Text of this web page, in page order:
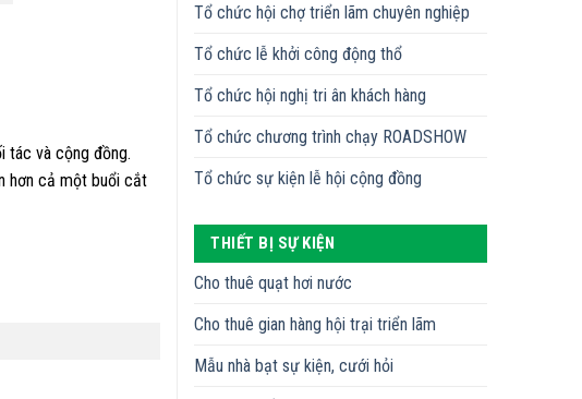
tác và cộng đồng.
hơn cả một buổi cắt
Tổ chức hội chợ triển lãm chuyên nghiệp
Tổ chức lễ khởi công động thổ
Tổ chức hội nghị tri ân khách hàng
Tổ chức chương trình chạy ROADSHOW
Tổ chức sự kiện lễ hội cộng đồng
THIẾT BỊ SỰ KIỆN
Cho thuê quạt hơi nước
Cho thuê gian hàng hội trại triển lãm
Mẫu nhà bạt sự kiện, cưới hỏi